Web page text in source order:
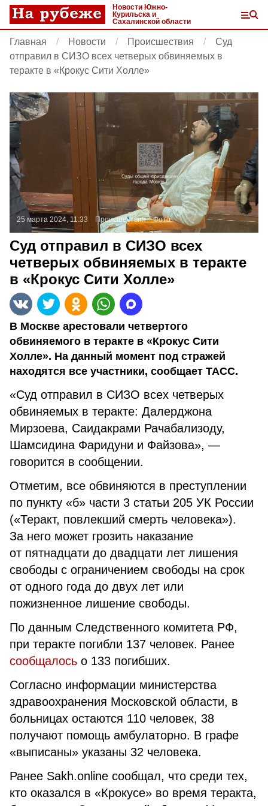
Новости Южно-
Курильска и
Сахалинской области
Главная Новости Происшествия
Суд
отправил в СИЗО всех четверых обвиняемых в
теракте в «Крокус Сити Холле»
25 марта 2024, 11:33 Происшествия Фото:
Суд отправил в СИЗО всех
четверых обвиняемых в теракте
в «Крокус Сити Холле»
В Москве арестовали четвертого
обвиняемого в теракте в «Крокус Сити
Холле». На данный момент под стражей
находятся все участники, сообщает ТАСС.
«Суд отправил в СИЗО всех четверых
обвиняемых в теракте: Далерджона
Мирзоева, Саидакрами Рачабализоду,
Шамсидина Фаридуни и Файзова», —
говорится в сообщении.
Отметим, все обвиняются в преступлении
по пункту «б» части 3 статьи 205 УК России
(«Теракт, повлекший смерть человека»).
За него может грозить наказание
от пятнадцати до двадцати лет лишения
свободы с ограничением свободы на срок
от одного года до двух лет или
пожизненное лишение свободы.
По данным Следственного комитета РФ,
при теракте погибли 137 человек. Ранее
сообщалось о 133 погибших.
Согласно информации министерства
здравоохранения Московской области, в
больницах остаются 110 человек, 38
получают помощь амбулаторно. В графе
«выписаны» указаны 32 человека.
Ранее Sakh.online сообщал, что среди тех,
кто оказался в «Крокусе» во время теракта,